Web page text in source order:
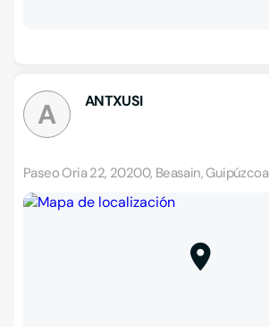
A ANTXUSI
Paseo Oria 22, 20200, Beasain, Guipúzcoa